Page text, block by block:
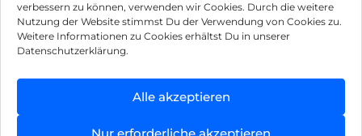
verbessern zu können, verwenden wir Cookies. Durch die weitere
Nutzung der Website stimmst Du der Verwendung von Cookies zu.
Weitere Informationen zu Cookies erhältst Du in unserer
Datenschutzerklärung.
Alle akzeptieren
Nur erforderliche akzeptieren
Impressum